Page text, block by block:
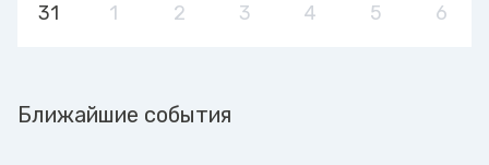
31 1 2 3 4 5 6
Ближайшие события